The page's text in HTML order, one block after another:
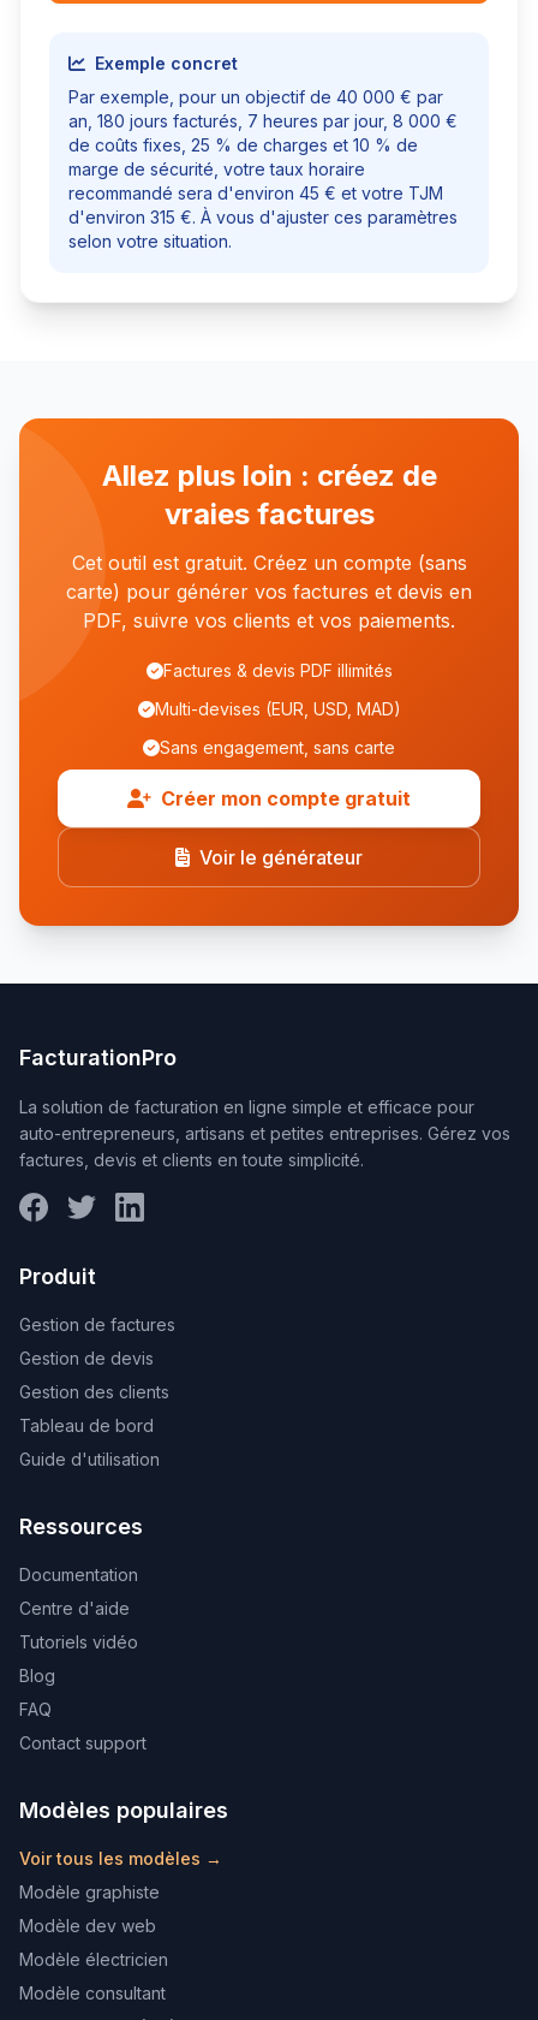
Exemple concret
Par exemple, pour un objectif de 40 000 € par
an, 180 jours facturés, 7 heures par jour, 8 000 €
de coûts fixes, 25 % de charges et 10 % de
marge de sécurité, votre taux horaire
recommandé sera d'environ 45 € et votre TJM
d'environ 315 €. À vous d'ajuster ces paramètres
selon votre situation.
Allez plus loin : créez de
vraies factures
Cet outil est gratuit. Créez un compte (sans
carte) pour générer vos factures et devis en
PDF, suivre vos clients et vos paiements.
Factures & devis PDF illimités
Multi-devises (EUR, USD, MAD)
Sans engagement, sans carte
Créer mon compte gratuit
Voir le générateur
FacturationPro
La solution de facturation en ligne simple et efficace pour
auto-entrepreneurs, artisans et petites entreprises. Gérez vos
factures, devis et clients en toute simplicité.
Produit
Gestion de factures
Gestion de devis
Gestion des clients
Tableau de bord
Guide d'utilisation
Ressources
Documentation
Centre d'aide
Tutoriels vidéo
Blog
FAQ
Contact support
Modèles populaires
Voir tous les modèles →
Modèle graphiste
Modèle dev web
Modèle électricien
Modèle consultant